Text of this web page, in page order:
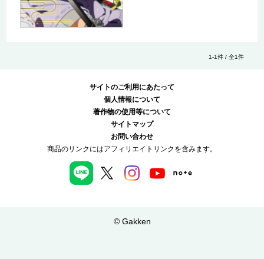
1-1件 / 全1件
サイトのご利用にあたって
個人情報について
著作物の使用等について
サイトマップ
お問い合わせ
商品のリンクにはアフィリエイトリンクを含みます。
© Gakken